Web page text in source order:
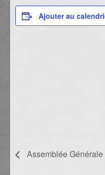
Ajouter au
Assemblée